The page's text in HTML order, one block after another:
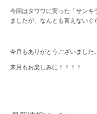
今回はタワワに実った「サンキ
ましたが、なんとも言えないぐ
今月もありがとうございました。
来月もお楽しみに！！！！